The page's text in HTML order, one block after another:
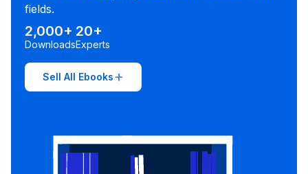
fields.
2,000+
Downloads
20+
Experts
Sell All Ebooks